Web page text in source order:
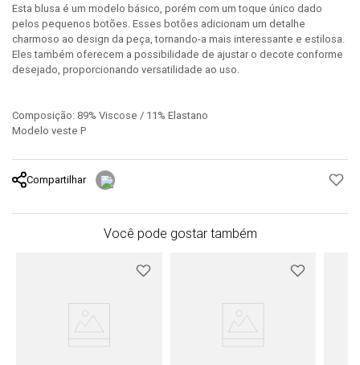
Esta blusa é um modelo básico, porém com um toque único dado
pelos pequenos botões. Esses botões adicionam um detalhe
charmoso ao design da peça, tornando-a mais interessante e estilosa.
Eles também oferecem a possibilidade de ajustar o decote conforme
desejado, proporcionando versatilidade ao uso.
Composição: 89% Viscose / 11% Elastano
Modelo veste P
Compartilhar
Você pode gostar também